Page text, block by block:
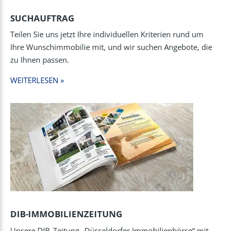
SUCHAUFTRAG
Teilen Sie uns jetzt Ihre individuellen Kriterien rund um
Ihre Wunschimmobilie mit, und wir suchen Angebote, die
zu Ihnen passen.
WEITERLESEN »
DIB-IMMOBILIENZEITUNG